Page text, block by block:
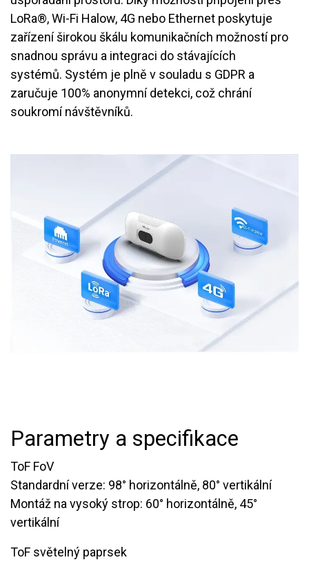
LoRa®, Wi-Fi Halow, 4G nebo Ethernet poskytuje
zařízení širokou škálu komunikačních možností pro
snadnou správu a integraci do stávajících
systémů. Systém je plně v souladu s GDPR a
zaručuje 100% anonymní detekci, což chrání
soukromí návštěvníků.
Parametry a specifikace
ToF FoV
Standardní verze: 98° horizontálně, 80° vertikální
Montáž na vysoký strop: 60° horizontálně, 45°
vertikální
ToF světelný paprsek